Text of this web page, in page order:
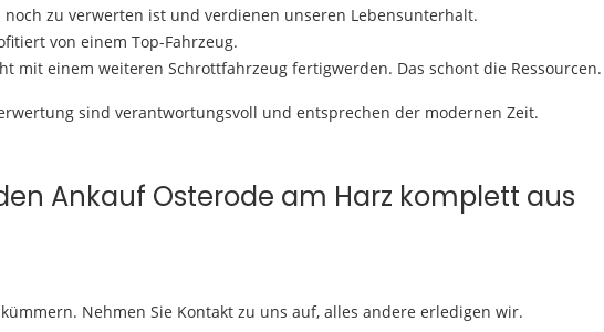
zu verwerten ist und verdienen unseren Lebensunterhalt.
von einem Top-Fahrzeug.
mit einem weiteren Schrottfahrzeug fertigwerden. Das schont die Ressourcen.
sind verantwortungsvoll und entsprechen der modernen Zeit.
Ankauf Osterode am Harz komplett aus
Nehmen Sie Kontakt zu uns auf, alles andere erledigen wir.